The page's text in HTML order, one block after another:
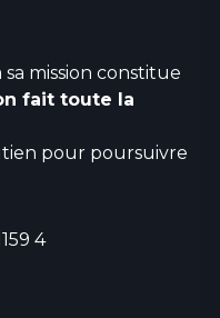
mission constitue
fait toute la
pour poursuivre
4